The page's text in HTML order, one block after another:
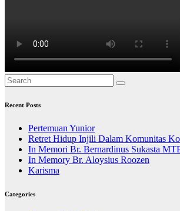
Recent Posts
Pertemuan Yunior
Retret Hidup Injili Dalam Komunitas
In Memori Br. Bernardinus Sukasta
In Memory Br. Aloysius Roozen
Karisma
Categories